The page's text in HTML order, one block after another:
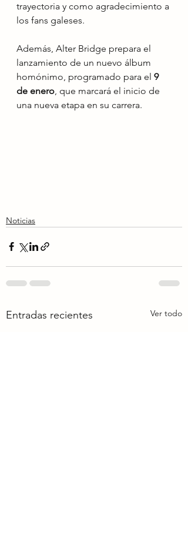
trayectoria y como agradecimiento a
los fans galeses.
Además, Alter Bridge prepara el
lanzamiento de un nuevo álbum
homónimo, programado para el 9
de enero, que marcará el inicio de
una nueva etapa en su carrera.
Noticias
Entradas recientes Ver todo